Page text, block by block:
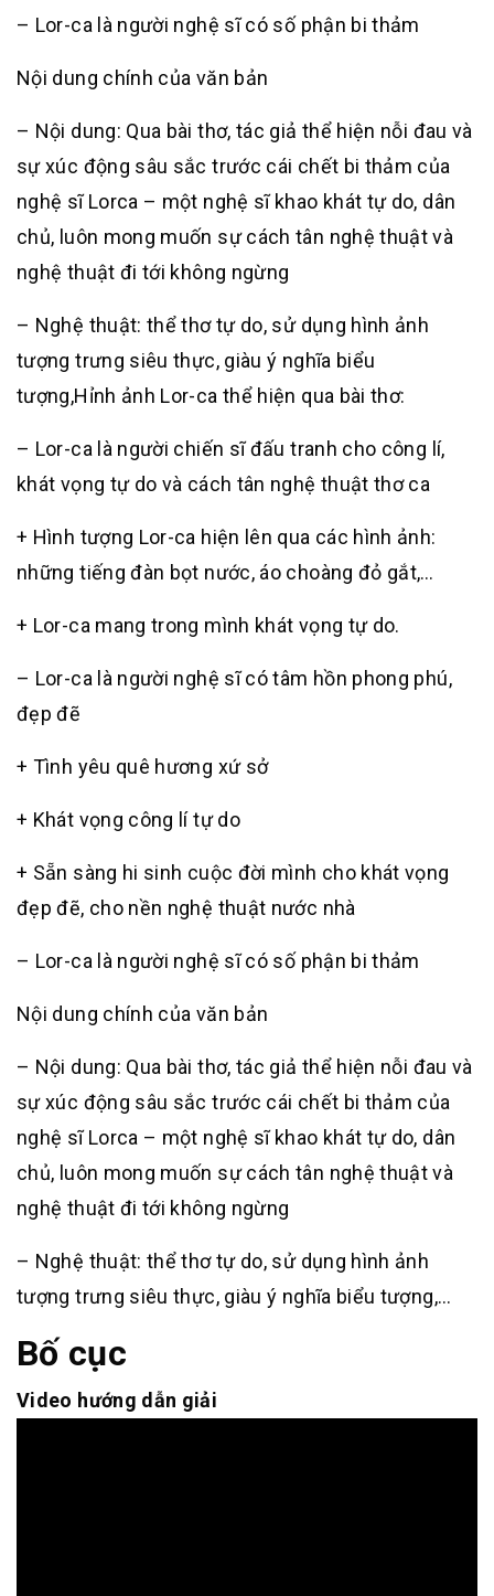
– Lor-ca là người nghệ sĩ có số phận bi thảm
Nội dung chính của văn bản
– Nội dung: Qua bài thơ, tác giả thể hiện nỗi đau và
sự xúc động sâu sắc trước cái chết bi thảm của
nghệ sĩ Lorca – một nghệ sĩ khao khát tự do, dân
chủ, luôn mong muốn sự cách tân nghệ thuật và
nghệ thuật đi tới không ngừng
– Nghệ thuật: thể thơ tự do, sử dụng hình ảnh
tượng trưng siêu thực, giàu ý nghĩa biểu
tượng,Hỉnh ảnh Lor-ca thể hiện qua bài thơ:
– Lor-ca là người chiến sĩ đấu tranh cho công lí,
khát vọng tự do và cách tân nghệ thuật thơ ca
+ Hình tượng Lor-ca hiện lên qua các hình ảnh:
những tiếng đàn bọt nước, áo choàng đỏ gắt,…
+ Lor-ca mang trong mình khát vọng tự do.
– Lor-ca là người nghệ sĩ có tâm hồn phong phú,
đẹp đẽ
+ Tình yêu quê hương xứ sở
+ Khát vọng công lí tự do
+ Sẵn sàng hi sinh cuộc đời mình cho khát vọng
đẹp đẽ, cho nền nghệ thuật nước nhà
– Lor-ca là người nghệ sĩ có số phận bi thảm
Nội dung chính của văn bản
– Nội dung: Qua bài thơ, tác giả thể hiện nỗi đau và
sự xúc động sâu sắc trước cái chết bi thảm của
nghệ sĩ Lorca – một nghệ sĩ khao khát tự do, dân
chủ, luôn mong muốn sự cách tân nghệ thuật và
nghệ thuật đi tới không ngừng
– Nghệ thuật: thể thơ tự do, sử dụng hình ảnh
tượng trưng siêu thực, giàu ý nghĩa biểu tượng,…
Bố cục
Video hướng dẫn giải